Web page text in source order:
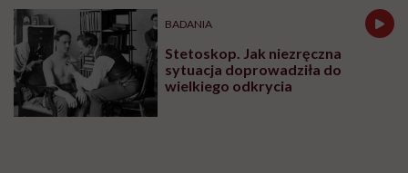
BADANIA
Stetoskop. Jak niezręczna
sytuacja doprowadziła do
wielkiego odkrycia